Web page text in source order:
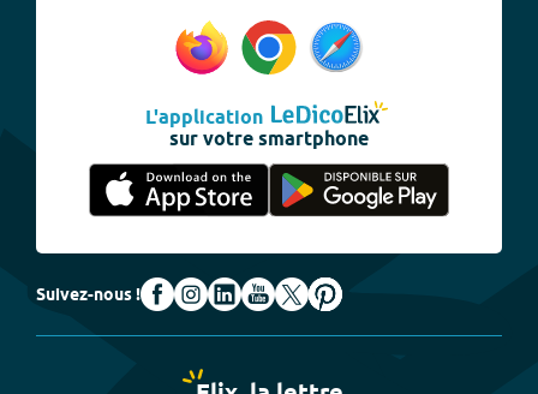
L'application
sur votre smartphone
Suivez-nous !